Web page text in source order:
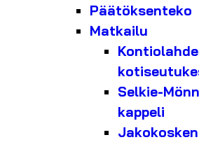
Päätöksenteko
Matkailu
Selkie-
kappeli
Jakokosken